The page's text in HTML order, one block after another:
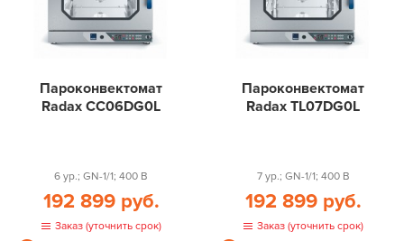
Пароконвектомат
Radax CC06DG0L
6 ур.; GN-1/1; 400 В
192 899 руб.
Заказ (уточнить срок)
Пароконвектомат
Radax TL07DG0L
7 ур.; GN-1/1; 400 В
192 899 руб.
Заказ (уточнить срок)